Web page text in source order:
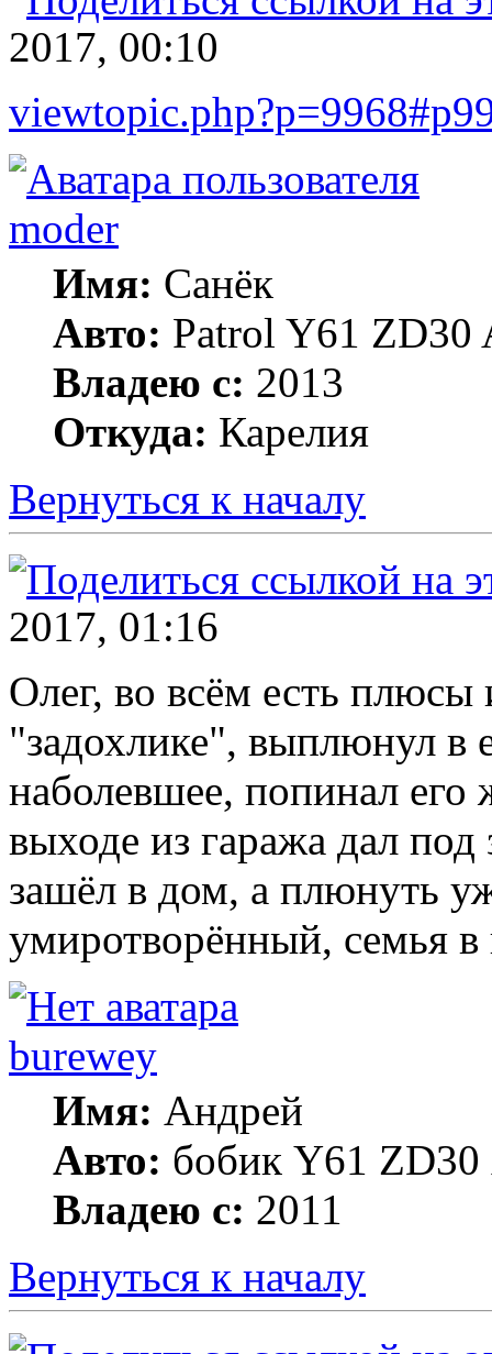
2017, 00:10
moder
Имя: Санёк
Авто: Patrol Y61 ZD30
Владею с: 2013
Откуда: Карелия
Вернуться к началу
2017, 01:16
Олег, во всём есть плюсы
"задохлике", выплюнул в
наболевшее, попинал его
выходе из гаража дал под
зашёл в дом, а плюнуть
умиротворённый, семья в
burewey
Имя: Андрей
Авто: бобик Y61
Владею с: 2011
Вернуться к началу